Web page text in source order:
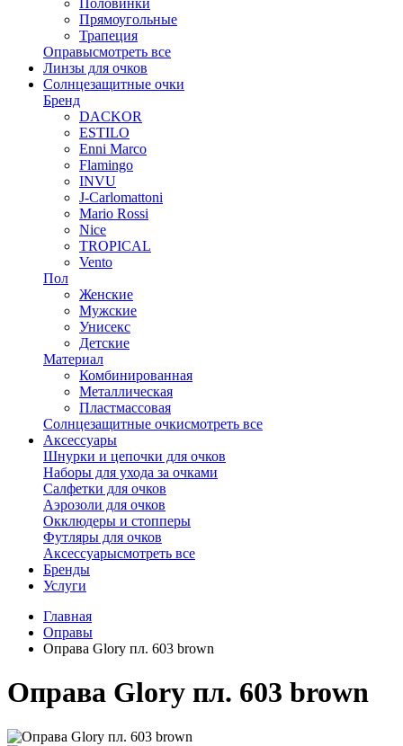
Прямоугольные
Трапеция
Оправысмотреть все
Линзы для очков
Солнцезащитные очки
Бренд
DACKOR
ESTILO
Enni Marco
Flamingo
INVU
J-Carlomattoni
Mario Rossi
Nice
TROPICAL
Vento
Пол
Женские
Мужские
Унисекс
Детские
Материал
Комбинированная
Металлическая
Пластмассовая
Солнцезащитные очкисмотреть все
Аксессуары
Шнурки и цепочки для очков
Наборы для ухода за очками
Салфетки для очков
Аэрозоли для очков
Окклюдеры и стопперы
Футляры для очков
Аксессуарысмотреть все
Бренды
Услуги
Главная
Оправы
Оправа Glory пл. 603 brown
Оправа Glory пл. 603 brown